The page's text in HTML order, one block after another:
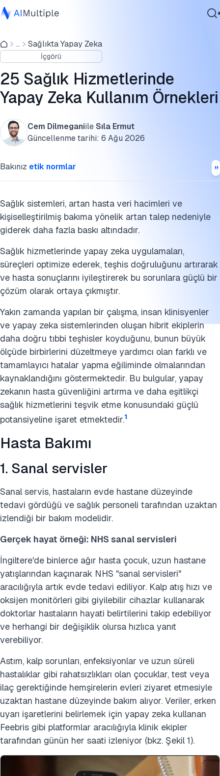
Ajanik Yapay Zeka
Siber güvenlik
Veri
Kurumsal Yazılım
Hizmetler
... Sağlıkta Yapay Zeka
İçgörü
25 Sağlık Hizmetlerinde
Yapay Zeka Kullanım Örnekleri
Cem DilmeganiileSıla Ermut
Güncellenme tarihi: 6 Ağu 2026
Bakınız etik normlar
Sağlık sistemleri, artan hasta veri hacimleri ve
kişiselleştirilmiş bakıma yönelik artan talep nedeniyle
giderek daha fazla baskı altındadır.
Sağlık hizmetlerinde yapay zeka uygulamaları,
süreçleri optimize ederek, teşhis doğruluğunu artırarak
ve hasta sonuçlarını iyileştirerek bu sorunlara güçlü bir
çözüm olarak ortaya çıkmıştır.
Yakın zamanda yapılan bir çalışma, insan klinisyenler
ve yapay zeka sistemlerinden oluşan hibrit ekiplerin
daha doğru tıbbi teşhisler koyduğunu, bunun büyük
ölçüde birbirlerini düzeltmeye yardımcı olan farklı ve
tamamlayıcı hatalar yapma eğiliminde olmalarından
kaynaklandığını göstermektedir. Bu bulgular, yapay
zekanın hasta güvenliğini artırma ve daha eşitlikçi
sağlık hizmetlerini teşvik etme konusundaki güçlü
potansiyeline işaret etmektedir.1
Hasta Bakımı
1. Sanal servisler
Sanal servis, hastaların evde hastane düzeyinde
tedavi gördüğü ve sağlık personeli tarafından uzaktan
izlendiği bir bakım modelidir.
Gerçek hayat örneği: NHS sanal servisleri
İngiltere'de binlerce ağır hasta çocuk, uzun hastane
yatışlarından kaçınarak NHS "sanal servisleri"
aracılığıyla artık evde tedavi ediliyor. Kalp atış hızı ve
oksijen monitörleri gibi giyilebilir cihazlar kullanarak
doktorlar hastaların hayati belirtilerini takip edebiliyor
ve herhangi bir değişiklik olursa hızlıca yanıt
verebiliyor.
Astım, kalp sorunları, enfeksiyonlar ve uzun süreli
hastalıklar gibi rahatsızlıkları olan çocuklar, test veya
ilaç gerektiğinde hemşirelerin evleri ziyaret etmesiyle
uzaktan hastane düzeyinde bakım alıyor. Veriler, erken
uyarı işaretlerini belirlemek için yapay zeka kullanan
Feebris gibi platformlar aracılığıyla klinik ekipler
tarafından günün her saati izleniyor (bkz. Şekil 1).
Tıbbi görüntüleme ve teşhis
Sağlık hizmeti yönetimi
Sağlık hizmetlerinde yapay zeka kullanım örneklerinin
geleceği
Bu araştırmayı kaynak gösterin